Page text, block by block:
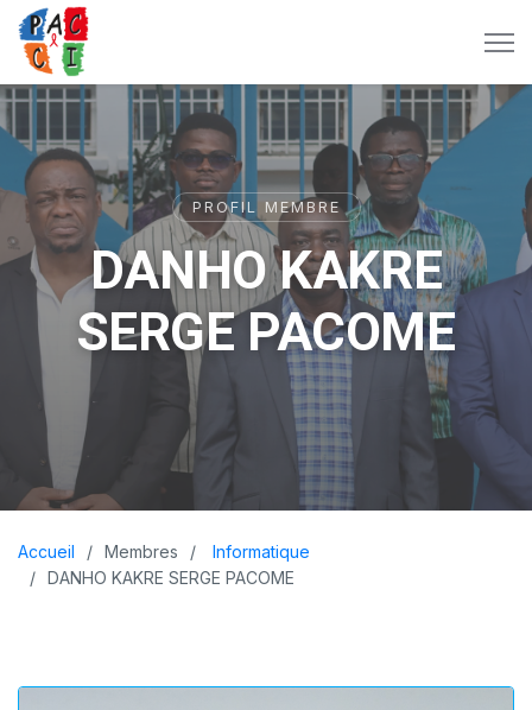
PROFIL MEMBRE
DANHO KAKRE
SERGE PACOME
Accueil Membres
Informatique
DANHO KAKRE SERGE PACOME